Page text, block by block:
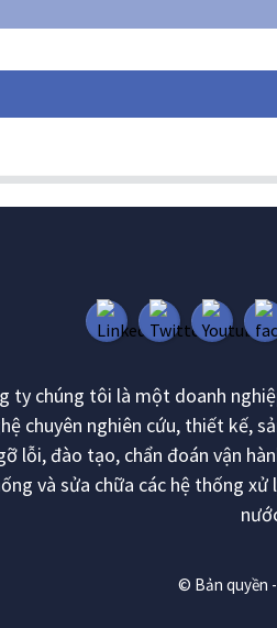
ty chúng tôi là một doanh
chuyên nghiên cứu, thiết kế,
lỗi, đào tạo, chẩn đoán vận
và sửa chữa các hệ thống xử
© Bản quyền -